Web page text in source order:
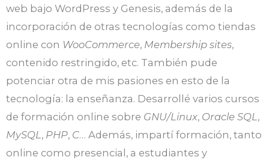
web bajo WordPress y Genesis, además de la
incorporación de otras tecnologías como tiendas
online con WooCommerce, Membership sites,
contenido restringido, etc. También pude
potenciar otra de mis pasiones en esto de la
tecnología: la enseñanza. Desarrollé varios cursos
de formación online sobre GNU/Linux, Oracle SQL,
MySQL, PHP, C… Además, impartí formación, tanto
online como presencial, a estudiantes y